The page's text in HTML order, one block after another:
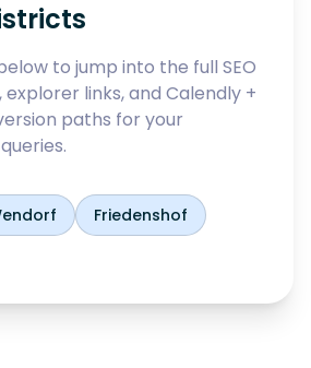
to jump into the full SEO
explorer links, and Calendly +
paths for your
Friedenshof